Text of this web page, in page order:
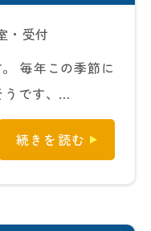
・受付
毎年この季節に
うです、…
続きを読む